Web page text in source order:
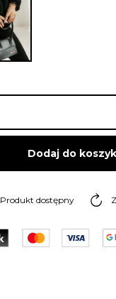
Dodaj do
Produkt dostępny